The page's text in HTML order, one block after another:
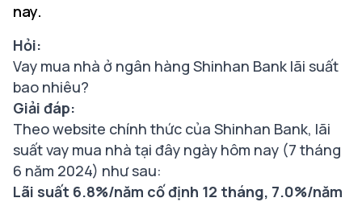
nay.
Hỏi:
Vay mua nhà ở ngân hàng Shinhan Bank lãi suất
bao nhiêu?
Giải đáp:
Theo website chính thức của Shinhan Bank, lãi
suất vay mua nhà tại đây ngày hôm nay (7 tháng
6 năm 2024) như sau:
Lãi suất 6.8%/năm cố định 12 tháng, 7.0%/năm